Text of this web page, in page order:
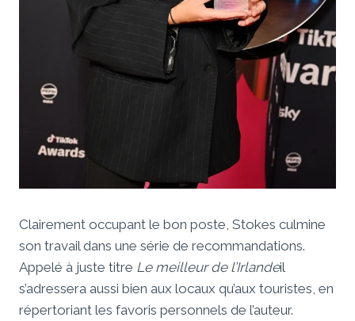
Clairement occupant le bon poste, Stokes culmine
son travail dans une série de recommandations.
Appelé à juste titre Le meilleur de l’Irlandeil
s’adressera aussi bien aux locaux qu’aux touristes, en
répertoriant les favoris personnels de l’auteur.